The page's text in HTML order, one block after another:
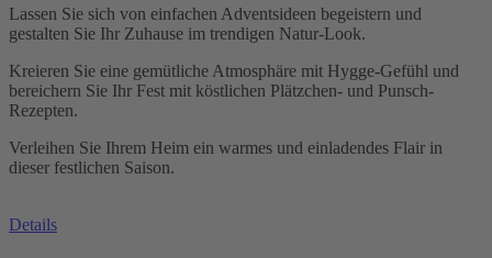
Lassen Sie sich von einfachen Adventsideen begeistern und
gestalten Sie Ihr Zuhause im trendigen Natur-Look.
Kreieren Sie eine gemütliche Atmosphäre mit Hygge-Gefühl und
bereichern Sie Ihr Fest mit köstlichen Plätzchen- und Punsch-
Rezepten.
Verleihen Sie Ihrem Heim ein warmes und einladendes Flair in
dieser festlichen Saison.
Details